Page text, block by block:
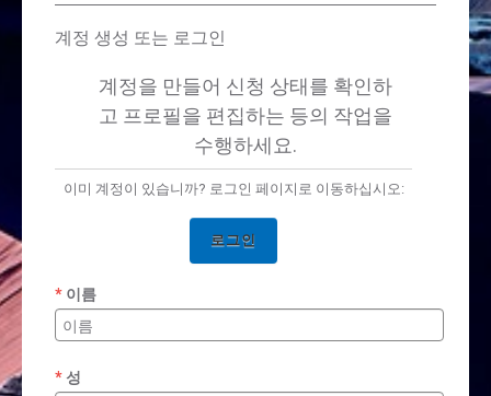
계정 생성 또는 로그인
계정을 만들어 신청 상태를 확인하
고 프로필을 편집하는 등의 작업을
수행하세요.
이미 계정이 있습니까? 로그인 페이지로 이동하십시오:
로그인
이름
성